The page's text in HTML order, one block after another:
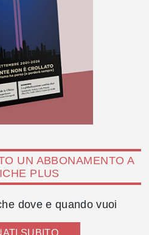
UN ABBONAMENTO A
PLUS
dove e quando vuoi